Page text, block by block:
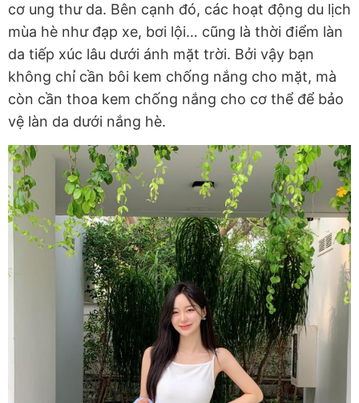
cơ ung thư da. Bên cạnh đó, các hoạt động du lịch
mùa hè như đạp xe, bơi lội… cũng là thời điểm làn
da tiếp xúc lâu dưới ánh mặt trời. Bởi vậy bạn
không chỉ cần bôi kem chống nắng cho mặt, mà
còn cần thoa kem chống nắng cho cơ thể để bảo
vệ làn da dưới nắng hè.